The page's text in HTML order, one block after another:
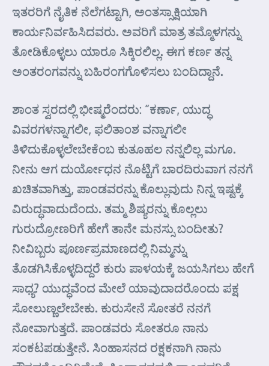
ಇತರರಿಗೆ ನೈತಿಕ ನೆಲೆಗಟ್ಟಾಗಿ, ಅಂತಸ್ಸಾಕ್ಷಿಯಾಗಿ
ಕಾರ್ಯನಿರ್ವಹಿಸಿದವರು. ಅವರಿಗೆ ಮಾತ್ರ ತಮ್ಮೊಳಗನ್ನು
ತೋಡಿಕೊಳ್ಳಲು ಯಾರೂ ಸಿಕ್ಕಿರಲಿಲ್ಲ. ಈಗ ಕರ್ಣ ತನ್ನ
ಅಂತರಂಗವನ್ನು ಬಹಿರಂಗಗೊಳಿಸಲು ಬಂದಿದ್ದಾನೆ.
ಶಾಂತ ಸ್ವರದಲ್ಲಿ ಭೀಷ್ಮರೆಂದರು: “ಕರ್ಣಾ, ಯುದ್ಧ
ವಿವರಗಳನ್ನಾಗಲೀ, ಫಲಿತಾಂಶ ವನ್ನಾಗಲೀ
ತಿಳಿದುಕೊಳ್ಳಲೇಬೇಕೆಂಬ ಕುತೂಹಲ ನನ್ನಲಿಲ್ಲ ಮಗೂ.
ನೀನು ಆಗ ದುರ್ಯೋಧನ ನೊಟ್ಟಿಗೆ ಬಾರದಿರುವಾಗ ನನಗೆ
ಖಚಿತವಾಗಿತ್ತು, ಪಾಂಡವರನ್ನು ಕೊಲ್ಲುವುದು ನಿನ್ನ ಇಷ್ಟಕ್ಕೆ
ವಿರುದ್ಧವಾದುದೆಂದು. ತಮ್ಮ ಶಿಷ್ಯರನ್ನು ಕೊಲ್ಲಲು
ಗುರುದ್ರೋಣರಿಗೆ ಹೇಗೆ ತಾನೇ ಮನಸ್ಸು ಬಂದೀತು?
ನೀವಿಬ್ಬರು ಪೂರ್ಣಪ್ರಮಾಣದಲ್ಲಿ ನಿಮ್ಮನ್ನು
ತೊಡಗಿಸಿಕೊಳ್ಳದಿದ್ದರೆ ಕುರು ಪಾಳಯಕ್ಕೆ ಜಯಸಿಗಲು ಹೇಗೆ
ಸಾಧ್ಯ? ಯುದ್ಧವೆಂದ ಮೇಲೆ ಯಾವುದಾದರೊಂದು ಪಕ್ಷ
ಸೋಲುಣ್ಣಲೇಬೇಕು. ಕುರುಸೇನೆ ಸೋತರೆ ನನಗೆ
ನೋವಾಗುತ್ತದೆ. ಪಾಂಡವರು ಸೋತರೂ ನಾನು
ಸಂಕಟಪಡುತ್ತೇನೆ. ಸಿಂಹಾಸನದ ರಕ್ಷಕನಾಗಿ ನಾನು